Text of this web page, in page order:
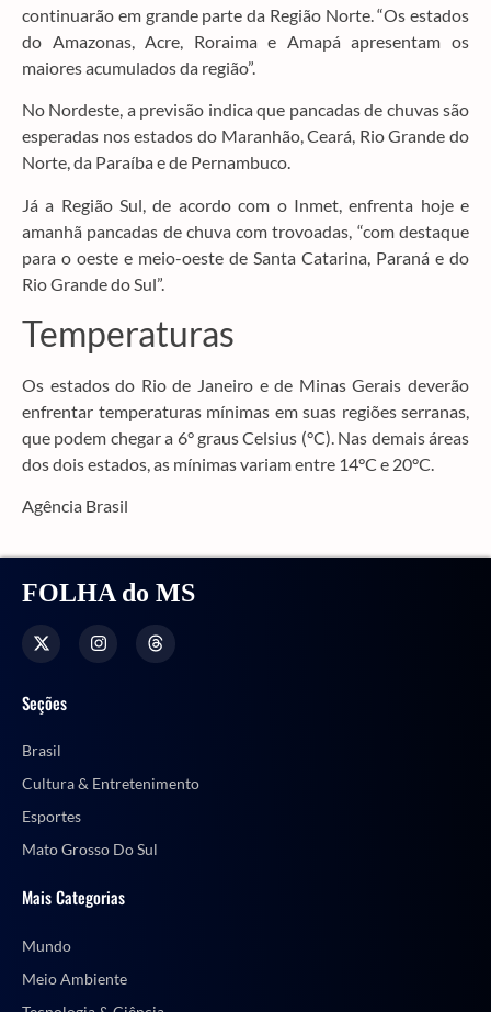
continuarão em grande parte da Região Norte. “Os estados
do Amazonas, Acre, Roraima e Amapá apresentam os
maiores acumulados da região”.
No Nordeste, a previsão indica que pancadas de chuvas são
esperadas nos estados do Maranhão, Ceará, Rio Grande do
Norte, da Paraíba e de Pernambuco.
Já a Região Sul, de acordo com o Inmet, enfrenta hoje e
amanhã pancadas de chuva com trovoadas, “com destaque
para o oeste e meio-oeste de Santa Catarina, Paraná e do
Rio Grande do Sul”.
Temperaturas
Os estados do Rio de Janeiro e de Minas Gerais deverão
enfrentar temperaturas mínimas em suas regiões serranas,
que podem chegar a 6° graus Celsius (°C). Nas demais áreas
dos dois estados, as mínimas variam entre 14°C e 20°C.
Agência Brasil
FOLHA do MS
Seções
Brasil
Cultura & Entretenimento
Esportes
Mato Grosso Do Sul
Mais Categorias
Mundo
Meio Ambiente